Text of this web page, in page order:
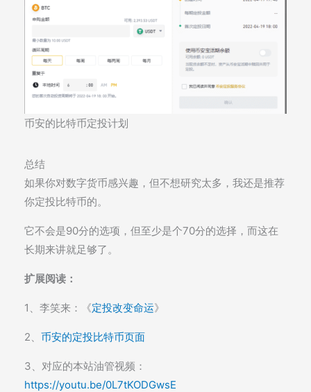
币安的比特币定投计划
总结
如果你对数字货币感兴趣，但不想研究太多，我还是推荐
你定投比特币的。
它不会是90分的选项，但至少是个70分的选择，而这在
长期来讲就足够了。
扩展阅读：
1、李笑来：《定投改变命运》
2、 币安的定投比特币页面
3、对应的本站油管视频：
https://youtu.be/0L7tKODGwsE